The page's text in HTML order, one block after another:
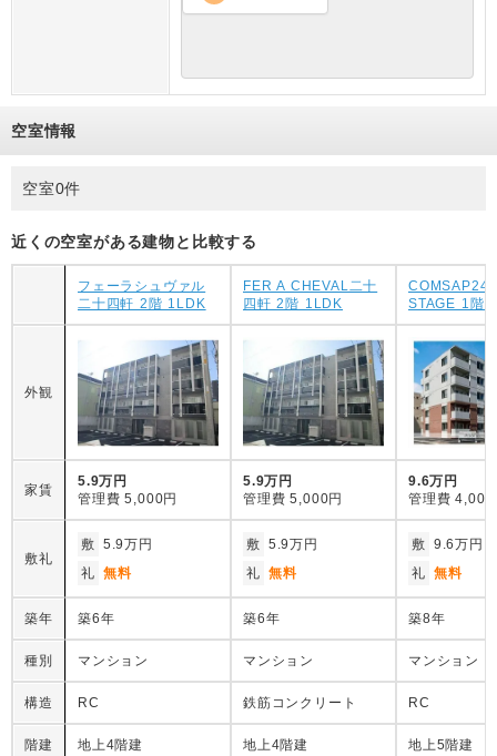
空室情報
空室0件
近くの空室がある建物と比較する
フェーラシュヴァル
二十四軒 2階 1LDK
FER A CHEVAL二十
四軒 2階 1LDK
COMSAP24
STAGE 1階
外観
家賃
5.9万円
管理費 5,000円
5.9万円
管理費 5,000円
9.6万円
管理費 4,000
敷礼
敷 5.9万円
礼 無料
敷 5.9万円
礼 無料
敷 9.6万円
礼 無料
築年 築6年 築6年 築8年
種別 マンション マンション マンション
構造 RC 鉄筋コンクリート RC
階建 地上4階建 地上4階建 地上5階建